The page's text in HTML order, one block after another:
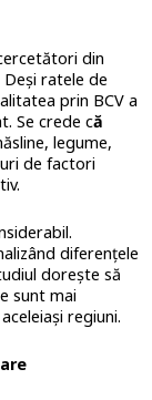
din
Deși ratele de
prin BCV a
Se crede că
legume,
de factori
diferențele
dorește să
sunt mai
regiuni.